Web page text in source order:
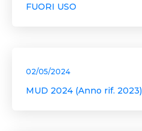
FUORI USO
02/05/2024
MUD 2024 (Anno rif. 2023)